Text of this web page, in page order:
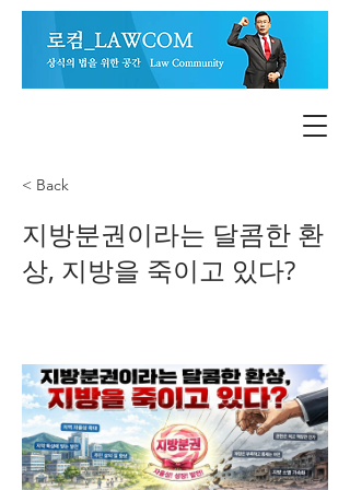
< Back
지방분권이라는 달콤한 환
상, 지방을 죽이고 있다?